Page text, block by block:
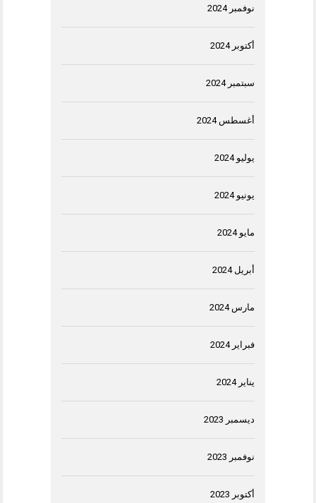
نوفمبر 2024
أكتوبر 2024
سبتمبر 2024
أغسطس 2024
يوليو 2024
يونيو 2024
مايو 2024
أبريل 2024
مارس 2024
فبراير 2024
يناير 2024
ديسمبر 2023
نوفمبر 2023
أكتوبر 2023